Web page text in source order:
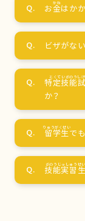
お金はか
ビザがな
特定技能
か？
留学生で
技能実習生